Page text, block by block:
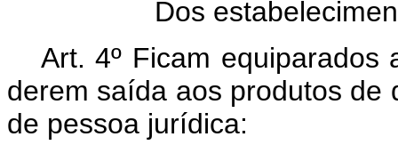
Dos
Art.4º Ficam equiparados
derem saída aos produtos de
de pessoa jurídica: